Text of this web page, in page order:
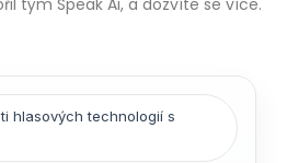
tým Speak Ai, a dozvíte se více.
hlasových technologií s